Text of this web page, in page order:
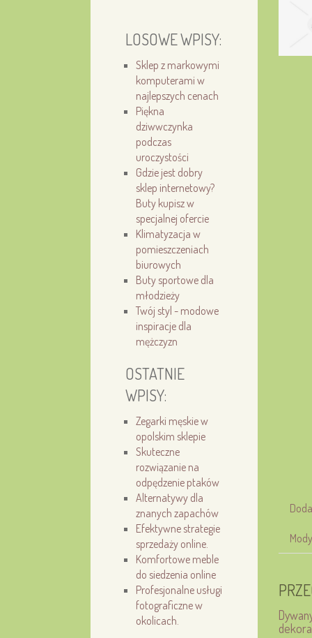
LOSOWE WPISY:
Sklep z markowymi
komputerami w
najlepszych cenach
Piękna
dziwwczynka
podczas
uroczystości
Gdzie jest dobry
sklep internetowy?
Buty kupisz w
specjalnej ofercie
Klimatyzacja w
pomieszczeniach
biurowych
Buty sportowe dla
młodzieży
Twój styl - modowe
inspiracje dla
mężczyzn
OSTATNIE
WPISY:
Zegarki męskie w
opolskim sklepie
Skuteczne
rozwiązanie na
odpędzenie ptaków
Alternatywy dla
znanych zapachów
Efektywne strategie
sprzedaży online.
Komfortowe meble
do siedzenia online
Profesjonalne usługi
fotograficzne w
okolicach.